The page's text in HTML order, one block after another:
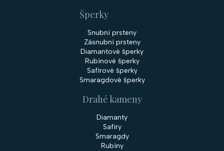
Šperky
Snubní prsteny
Zásnubní prsteny
Diamantové šperky
Rubínové šperky
Safírové šperky
Smaragdové šperky
Drahé kameny
Diamanty
Safíry
Smaragdy
Rubíny